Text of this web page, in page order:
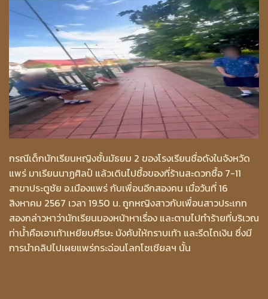
กรณีเด็กนักเรียนหญิงชั้นมัธยม 2 ของโรงเรียนชื่อดังในจังหวัด
แพร่ มาเรียนนาฏศิลป์ แล้วเดินไปชื้อของที่ร้านสะดวกซื้อ 7-11
สาขาประตูชัย อ.เมืองแพร่ กับเพื่อนอีกสองคน เมื่อวันที่ 16
สิงหาคม 2567 เวลา 19.50 น. ถูกหญิงสาวกับเพื่อนสาวประเกท
สองกล่าวหาว่านักเรียนมองหน้าหาเรื่อง และตามไปทำร้ายที่บริเวณ
ท่าน้ำคือเอาเท้าเหยียบศีรษะ บังคับให้กราบเท้า และรีดไถเงิน ซึ่งมี
การนำคลิปไปเผยแพร่กระฉ่อนโลกโซเชียลฯ นั้น